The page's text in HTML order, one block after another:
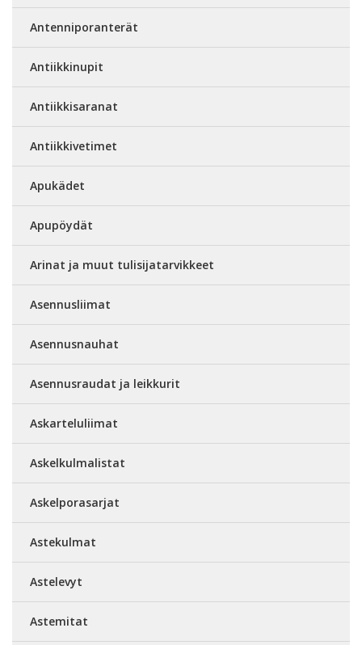
Antenniporanterät
Antiikkinupit
Antiikkisaranat
Antiikkivetimet
Apukädet
Apupöydät
Arinat ja muut tulisijatarvikkeet
Asennusliimat
Asennusnauhat
Asennusraudat ja leikkurit
Askarteluliimat
Askelkulmalistat
Askelporasarjat
Astekulmat
Astelevyt
Astemitat